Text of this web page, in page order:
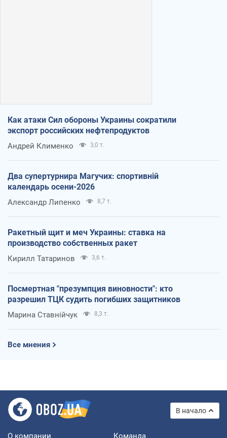
Как атаки Сил обороны Украины сократили
экспорт российских нефтепродуктов
Андрей Клименко 3,0 т.
Два супертурнира Магучих: спортивній
календарь осени-2026
Александр Липенко 8,7 т.
Ракетный щит и меч Украины: ставка на
производство собственных ракет
Кирилл Татаринов 3,6 т.
Посмертная "презумпция виновности": кто
разрешил ТЦК судить погибших защитников
Марина Ставнійчук 8,3 т.
Все мнения
В начало
О компании Команда